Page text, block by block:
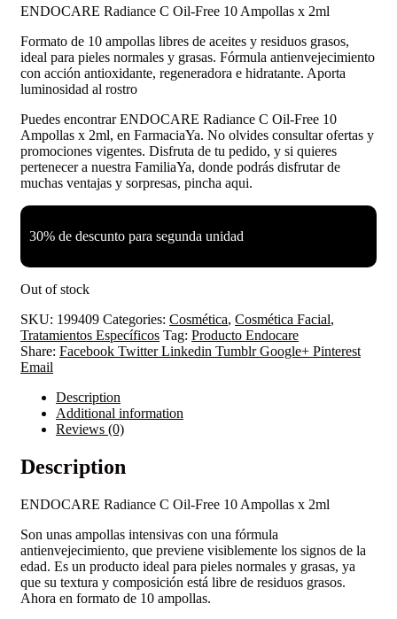
ENDOCARE Radiance C Oil-Free 10 Ampollas x 2ml
Formato de 10 ampollas libres de aceites y residuos grasos,
ideal para pieles normales y grasas. Fórmula antienvejecimiento
con acción antioxidante, regeneradora e hidratante. Aporta
luminosidad al rostro
Puedes encontrar ENDOCARE Radiance C Oil-Free 10
Ampollas x 2ml, en FarmaciaYa. No olvides consultar ofertas y
promociones vigentes. Disfruta de tu pedido, y si quieres
pertenecer a nuestra FamiliaYa, donde podrás disfrutar de
muchas ventajas y sorpresas, pincha aqui.
30% de descunto para segunda unidad
Out of stock
SKU: 199409 Categories: Cosmética, Cosmética Facial,
Tratamientos Específicos Tag: Producto Endocare
Share: Facebook Twitter Linkedin Tumblr Google+ Pinterest
Email
Description
Additional information
Reviews (0)
Description
ENDOCARE Radiance C Oil-Free 10 Ampollas x 2ml
Son unas ampollas intensivas con una fórmula
antienvejecimiento, que previene visiblemente los signos de la
edad. Es un producto ideal para pieles normales y grasas, ya
que su textura y composición está libre de residuos grasos.
Ahora en formato de 10 ampollas.